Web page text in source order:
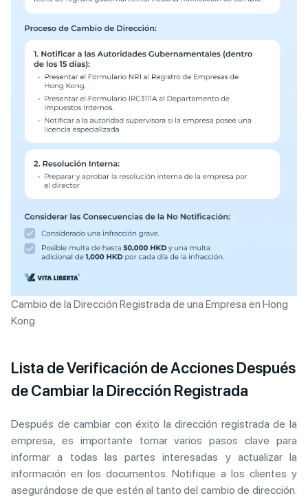
Cambio de la Dirección Registrada de una Empresa en Hong
Kong
Lista de Verificación de Acciones Después
de Cambiar la Dirección Registrada
Después de cambiar con éxito la dirección registrada de la
empresa, es importante tomar varios pasos clave para
informar a todas las partes interesadas y actualizar la
información en los documentos. Notifique a los clientes y
asegurándose de que estén al tanto del cambio de dirección.